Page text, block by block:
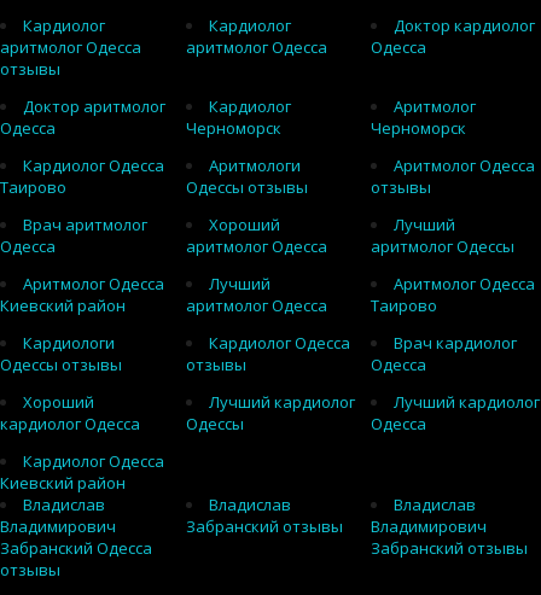
Кардиолог
аритмолог Одесса
отзывы
Кардиолог
аритмолог Одесса
Доктор кардиолог
Одесса
Доктор аритмолог
Одесса
Кардиолог
Черноморск
Аритмолог
Черноморск
Кардиолог Одесса
Таирово
Аритмологи
Одессы отзывы
Аритмолог Одесса
отзывы
Врач аритмолог
Одесса
Хороший
аритмолог Одесса
Лучший
аритмолог Одессы
Аритмолог Одесса
Киевский район
Лучший
аритмолог Одесса
Аритмолог Одесса
Таирово
Кардиологи
Одессы отзывы
Кардиолог Одесса
отзывы
Врач кардиолог
Одесса
Хороший
кардиолог Одесса
Лучший кардиолог
Одессы
Лучший кардиолог
Одесса
Кардиолог Одесса
Киевский район
Владислав
Владимирович
Забранский Одесса
отзывы
Владислав
Забранский отзывы
Владислав
Владимирович
Забранский отзывы